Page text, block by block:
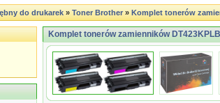
do drukarek»Toner Brother»Komplet tonerów
Komplet tonerów zamienników